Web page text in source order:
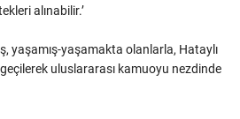
alınabilir.’
yaşamış-yaşamakta olanlarla, Hataylı
uluslararası kamuoyu nezdinde